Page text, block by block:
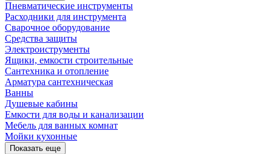
Пневматические инструменты
Расходники для инструмента
Сварочное оборудование
Средства защиты
Электроиструменты
Ящики, емкости строительные
Сантехника и отопление
Арматура сантехническая
Ванны
Душевые кабины
Емкости для воды и канализации
Мебель для ванных комнат
Мойки кухонные
Показать еще